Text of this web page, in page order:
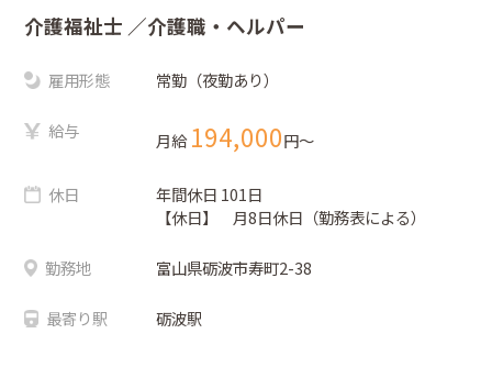
介護福祉士 ／介護職・ヘルパー
雇用形態 常勤（夜勤あり）
給与 月給 194,000円〜
休日
年間休日 101日
【休日】 月8日休日（勤務表による）
勤務地 富山県砺波市寿町2-38
最寄り駅 砺波駅